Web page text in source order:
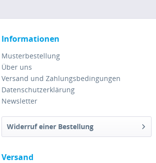
Informationen
Musterbestellung
Über uns
Versand und Zahlungsbedingungen
Datenschutzerklärung
Newsletter
Widerruf einer Bestellung
Versand